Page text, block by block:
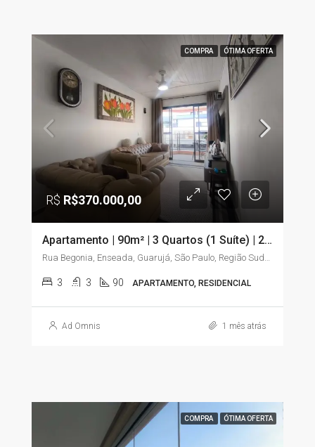
COMPRA ÓTIMA OFERTA
R$ R$370.000,00
Apartamento | 90m² | 3 Quartos (1 Suíte) | 2 Sacadas | Elevador | Enseada – Guarujá/SP
Rua Begonia, Enseada, Guarujá, São Paulo, Região Sudeste, 11441-225, Brasil
3 3 90 APARTAMENTO, RESIDENCIAL
Ad Omnis 1 mês atrás
COMPRA ÓTIMA OFERTA